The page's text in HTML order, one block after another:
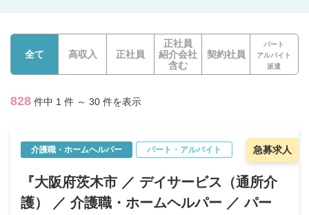
全て 高収入 正社員
正社員
紹介会社
含む
契約社員
パート
アルバイト
派遣
828 件中 1 件 ～ 30 件を表示
急募求人
介護職・ホームヘルパー パート・アルバイト
『大阪府茨木市 ／ デイサービス（通所介
護） ／ 介護職・ホームヘルパー ／ パー